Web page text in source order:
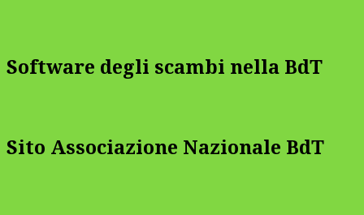
Software degli scambi nella BdT
Sito Associazione Nazionale BdT